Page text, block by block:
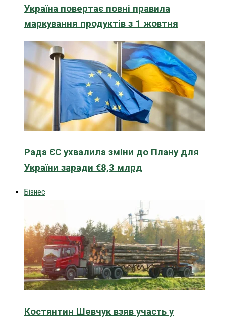
Україна повертає повні правила
маркування продуктів з 1 жовтня
Рада ЄС ухвалила зміни до Плану для
України заради €8,3 млрд
Бізнес
Костянтин Шевчук взяв участь у